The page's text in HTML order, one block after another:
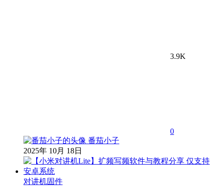
3.9K
0
番茄小子
2025年 10月 18日
对讲机固件